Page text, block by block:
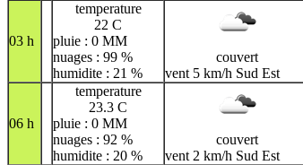
03 h
temperature
22 C
pluie : 0 MM
nuages : 99 %
humidite : 21 %
couvert
vent 5 km/h Sud Est
06 h
temperature
23.3 C
pluie : 0 MM
nuages : 92 %
humidite : 20 %
couvert
vent 2 km/h Sud Est